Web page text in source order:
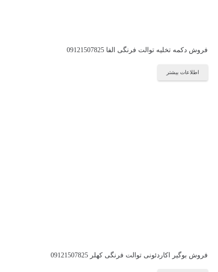
فروش دکمه تخلیه توالت فرنگی الفا 09121507825
اطلاعات بیشتر
فروش بوگیر اکاردئونی توالت فرنگی کهلر 09121507825